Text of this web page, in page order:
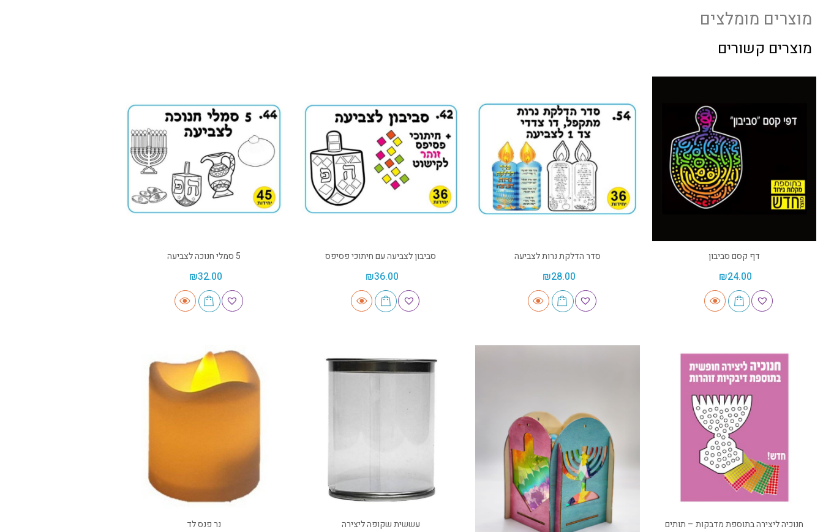
מוצרים מומלצים
מוצרים קשורים
דף קסם סביבון
₪24.00
סדר הדלקת נרות לצביעה
₪28.00
סביבון לצביעה עם חיתוכי פסיפס
₪36.00
5 סמלי חנוכה לצביעה
₪32.00
חנוכיה ליצירה בתוספת מדבקות – תותים עששית שקופה ליצירה נר פנס לד